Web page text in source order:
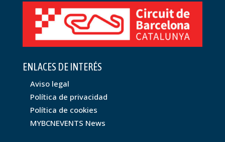
ENLACES DE INTERÉS
Aviso legal
Política de privacidad
Política de cookies
MYBCNEVENTS News